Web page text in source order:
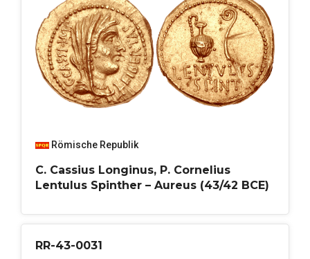
Römische Republik
C. Cassius Longinus, P. Cornelius
Lentulus Spinther – Aureus (43/42 BCE)
RR-43-0031